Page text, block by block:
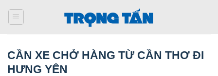
qua
CẦN XE CHỞ HÀNG TỪ CẦN THƠ ĐI
HƯNG YÊN